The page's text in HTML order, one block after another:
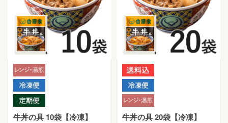
牛丼の具 10袋【冷凍】 牛丼の具 20袋【冷凍】